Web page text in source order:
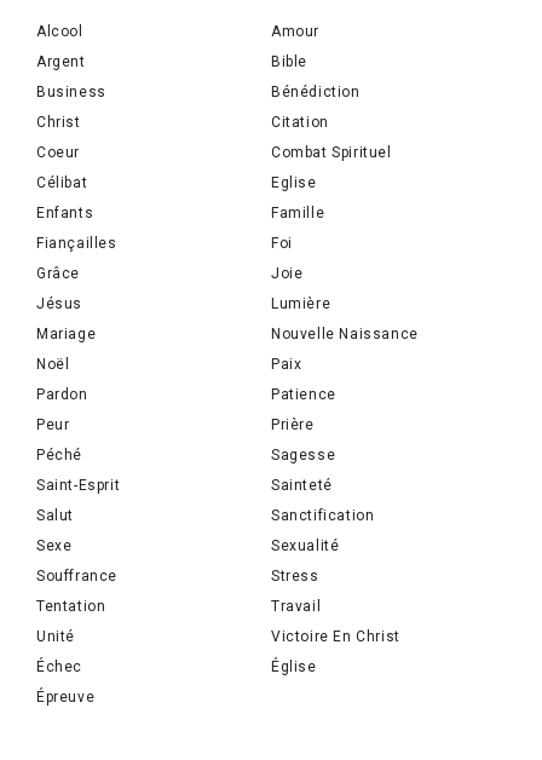
Alcool
Amour
Argent
Bible
Business
Bénédiction
Christ
Citation
Coeur
Combat Spirituel
Célibat
Eglise
Enfants
Famille
Fiançailles
Foi
Grâce
Joie
Jésus
Lumière
Mariage
Nouvelle Naissance
Noël
Paix
Pardon
Patience
Peur
Prière
Péché
Sagesse
Saint-Esprit
Sainteté
Salut
Sanctification
Sexe
Sexualité
Souffrance
Stress
Tentation
Travail
Unité
Victoire En Christ
Échec
Église
Épreuve